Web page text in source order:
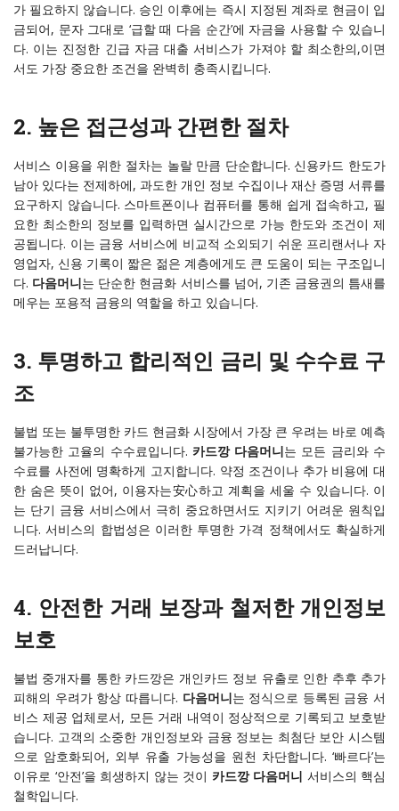
가 필요하지 않습니다. 승인 이후에는 즉시 지정된 계좌로 현금이 입
금되어, 문자 그대로 ‘급할 때 다음 순간’에 자금을 사용할 수 있습니
다. 이는 진정한 긴급 자금 대출 서비스가 가져야 할 최소한의,이면
서도 가장 중요한 조건을 완벽히 충족시킵니다.
2. 높은 접근성과 간편한 절차
서비스 이용을 위한 절차는 놀랄 만큼 단순합니다. 신용카드 한도가
남아 있다는 전제하에, 과도한 개인 정보 수집이나 재산 증명 서류를
요구하지 않습니다. 스마트폰이나 컴퓨터를 통해 쉽게 접속하고, 필
요한 최소한의 정보를 입력하면 실시간으로 가능 한도와 조건이 제
공됩니다. 이는 금융 서비스에 비교적 소외되기 쉬운 프리랜서나 자
영업자, 신용 기록이 짧은 젊은 계층에게도 큰 도움이 되는 구조입니
다. 다음머니는 단순한 현금화 서비스를 넘어, 기존 금융권의 틈새를
메우는 포용적 금융의 역할을 하고 있습니다.
3. 투명하고 합리적인 금리 및 수수료 구
조
불법 또는 불투명한 카드 현금화 시장에서 가장 큰 우려는 바로 예측
불가능한 고율의 수수료입니다. 카드깡 다음머니는 모든 금리와 수
수료를 사전에 명확하게 고지합니다. 약정 조건이나 추가 비용에 대
한 숨은 뜻이 없어, 이용자는安心하고 계획을 세울 수 있습니다. 이
는 단기 금융 서비스에서 극히 중요하면서도 지키기 어려운 원칙입
니다. 서비스의 합법성은 이러한 투명한 가격 정책에서도 확실하게
드러납니다.
4. 안전한 거래 보장과 철저한 개인정보
보호
불법 중개자를 통한 카드깡은 개인카드 정보 유출로 인한 추후 추가
피해의 우려가 항상 따릅니다. 다음머니는 정식으로 등록된 금융 서
비스 제공 업체로서, 모든 거래 내역이 정상적으로 기록되고 보호받
습니다. 고객의 소중한 개인정보와 금융 정보는 최첨단 보안 시스템
으로 암호화되어, 외부 유출 가능성을 원천 차단합니다. ‘빠르다’는
이유로 ‘안전’을 희생하지 않는 것이 카드깡 다음머니 서비스의 핵심
철학입니다.